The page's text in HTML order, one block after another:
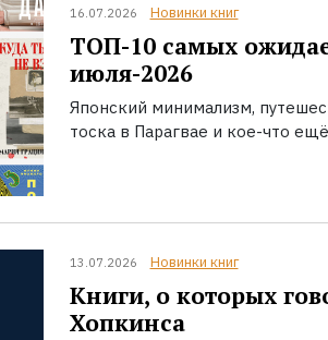
16.07.2026 Новинки книг
ТОП-10 самых
июля-2026
Японский минимализм,
тоска в Парагвае и кое-что
13.07.2026 Новинки книг
Книги, о которых
Хопкинса